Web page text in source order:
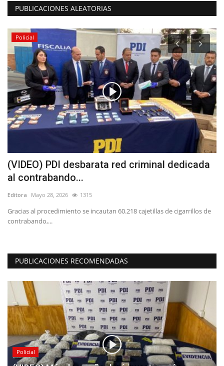
PUBLICACIONES ALEATORIAS
Policial
(VIDEO) PDI desbarata red criminal dedicada
al contrabando...
Editora Mayo 28, 2026 1315
Gracias al procedimiento se incautan 60.218 cajetillas de cigarrillos de
contrabando,...
PUBLICACIONES RECOMENDADAS
Policial